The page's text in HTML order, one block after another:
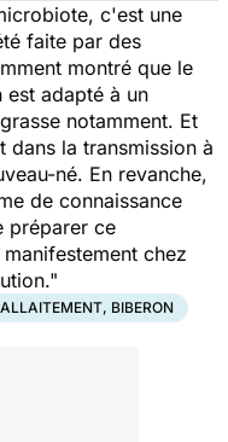
c'est une
faite par des
montré que le
adapté à un
notamment. Et
dans la transmission à
né. En revanche,
de connaissance
préparer ce
chez
ALLAITEMENT, BIBERON